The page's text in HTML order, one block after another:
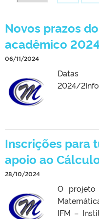
Novos prazos
acadêmico
06/11/2024
Datas
2024/
Inscrições para
apoio ao
28/10/2024
O projeto
IFM –